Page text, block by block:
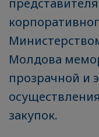
Молдова
прозрачной и
закупок.